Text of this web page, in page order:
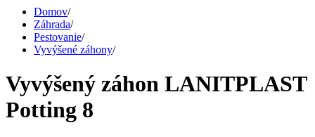
Domov/
Záhrada/
Pestovanie/
Vyvýšené záhony/
Vyvýšený záhon LANITPLAST
Potting 8